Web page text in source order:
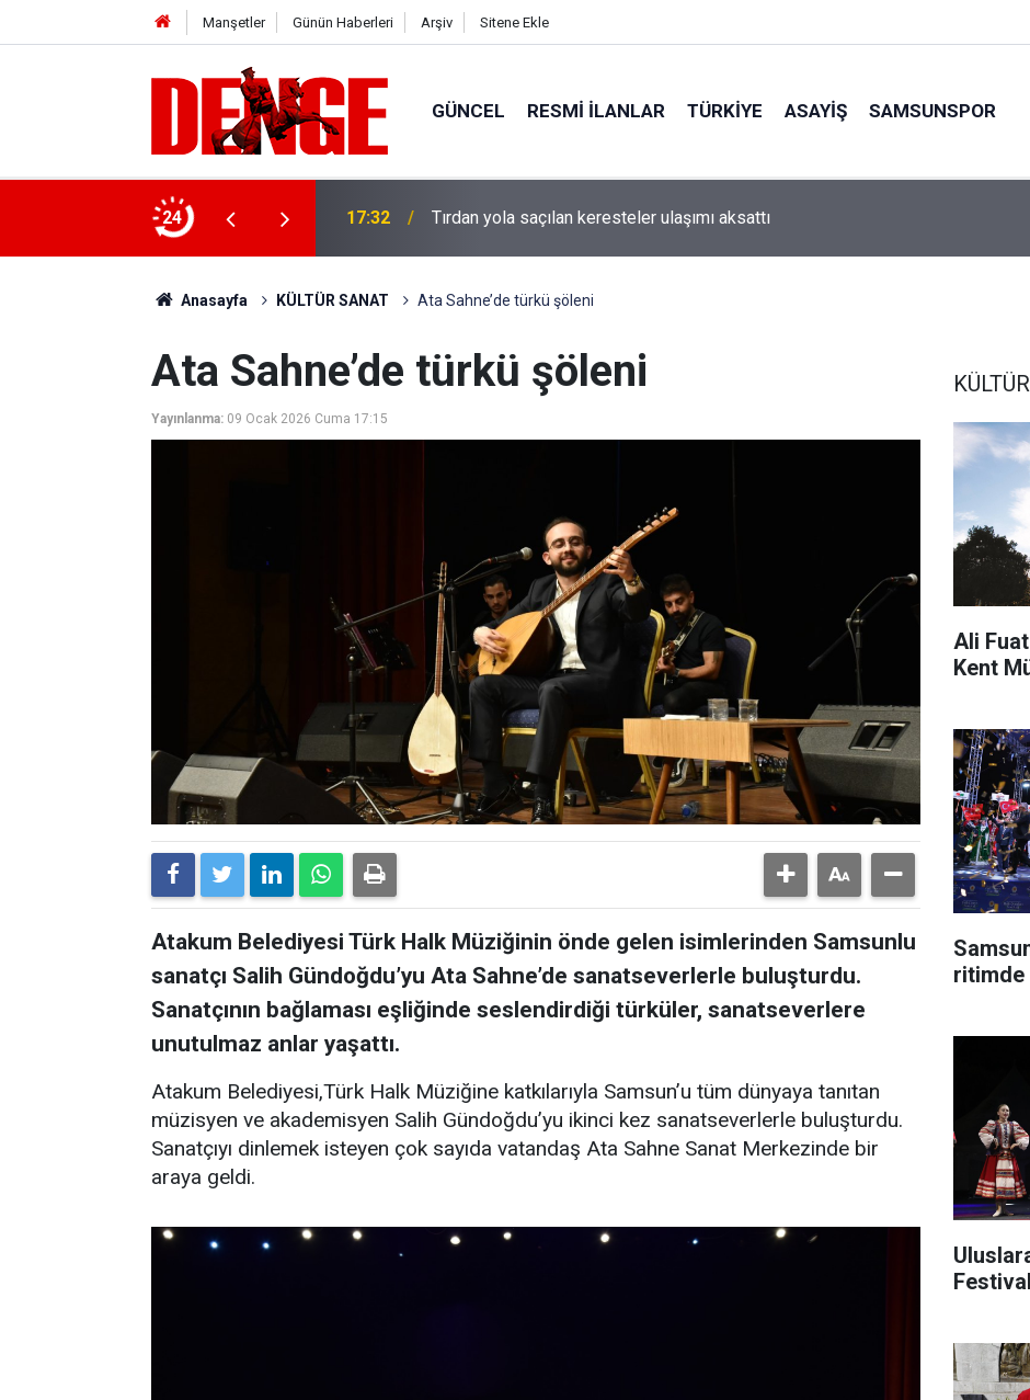
Manşetler Günün Haberleri Arşiv Sitene Ekle
GÜNCEL RESMI İLANLAR TÜRKİYE ASAYİŞ SAMSUNSPOR
24 17:32 Tırdan yola saçılan keresteler ulaşımı aksattı
Anasayfa KÜLTÜR SANAT Ata Sahne’de türkü şöleni
Ata Sahne’de türkü şöleni
Yayınlanma: 09 Ocak 2026 Cuma 17:15
Atakum Belediyesi Türk Halk Müziğinin önde gelen isimlerinden Samsunlu
sanatçı Salih Gündoğdu’yu Ata Sahne’de sanatseverlerle buluşturdu.
Sanatçının bağlaması eşliğinde seslendirdiği türküler, sanatseverlere
unutulmaz anlar yaşattı.
Atakum Belediyesi,Türk Halk Müziğine katkılarıyla Samsun’u tüm dünyaya tanıtan
müzisyen ve akademisyen Salih Gündoğdu’yu ikinci kez sanatseverlerle buluşturdu.
Sanatçıyı dinlemek isteyen çok sayıda vatandaş Ata Sahne Sanat Merkezinde bir
araya geldi.
Ali
Kent
ritimde